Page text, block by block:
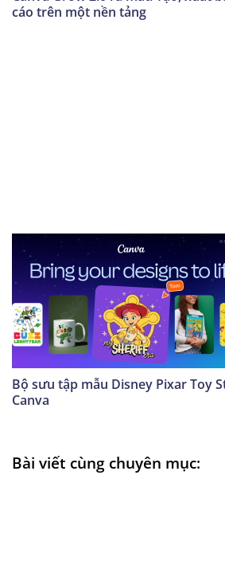
cáo trên một nền tảng
Bộ sưu tập mẫu Disney Pixar Toy
Canva
Bài viết cùng chuyên mục: